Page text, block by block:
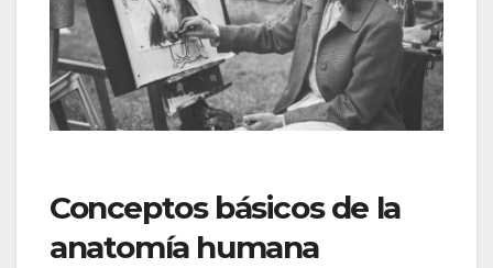
Conceptos básicos de la
anatomía humana